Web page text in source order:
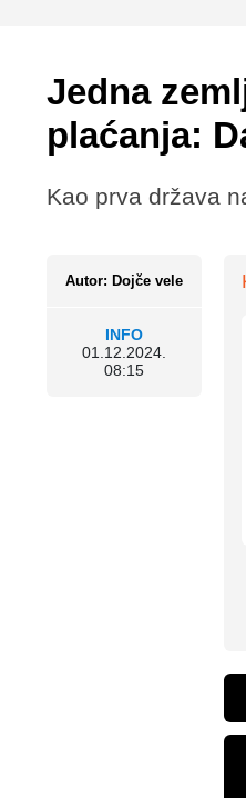
Jedna
plaćanja:
Autor: Dojče vele
INFO
01.12.2024.
08:15
Kao prva država